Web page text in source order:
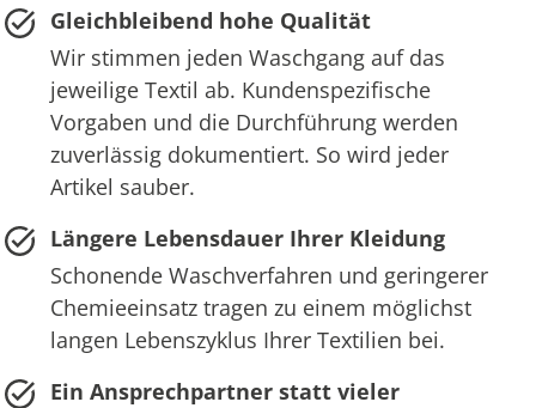
Gleichbleibend hohe Qualität
Wir stimmen jeden Waschgang auf das
jeweilige Textil ab. Kundenspezifische
Vorgaben und die Durchführung werden
zuverlässig dokumentiert. So wird jeder
Artikel sauber.
Längere Lebensdauer Ihrer Kleidung
Schonende Waschverfahren und geringerer
Chemieeinsatz tragen zu einem möglichst
langen Lebenszyklus Ihrer Textilien bei.
Ein Ansprechpartner statt vieler